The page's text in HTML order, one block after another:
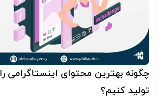
چگونه بهترین محتوای اینستاگرامی را
تولید کنیم؟